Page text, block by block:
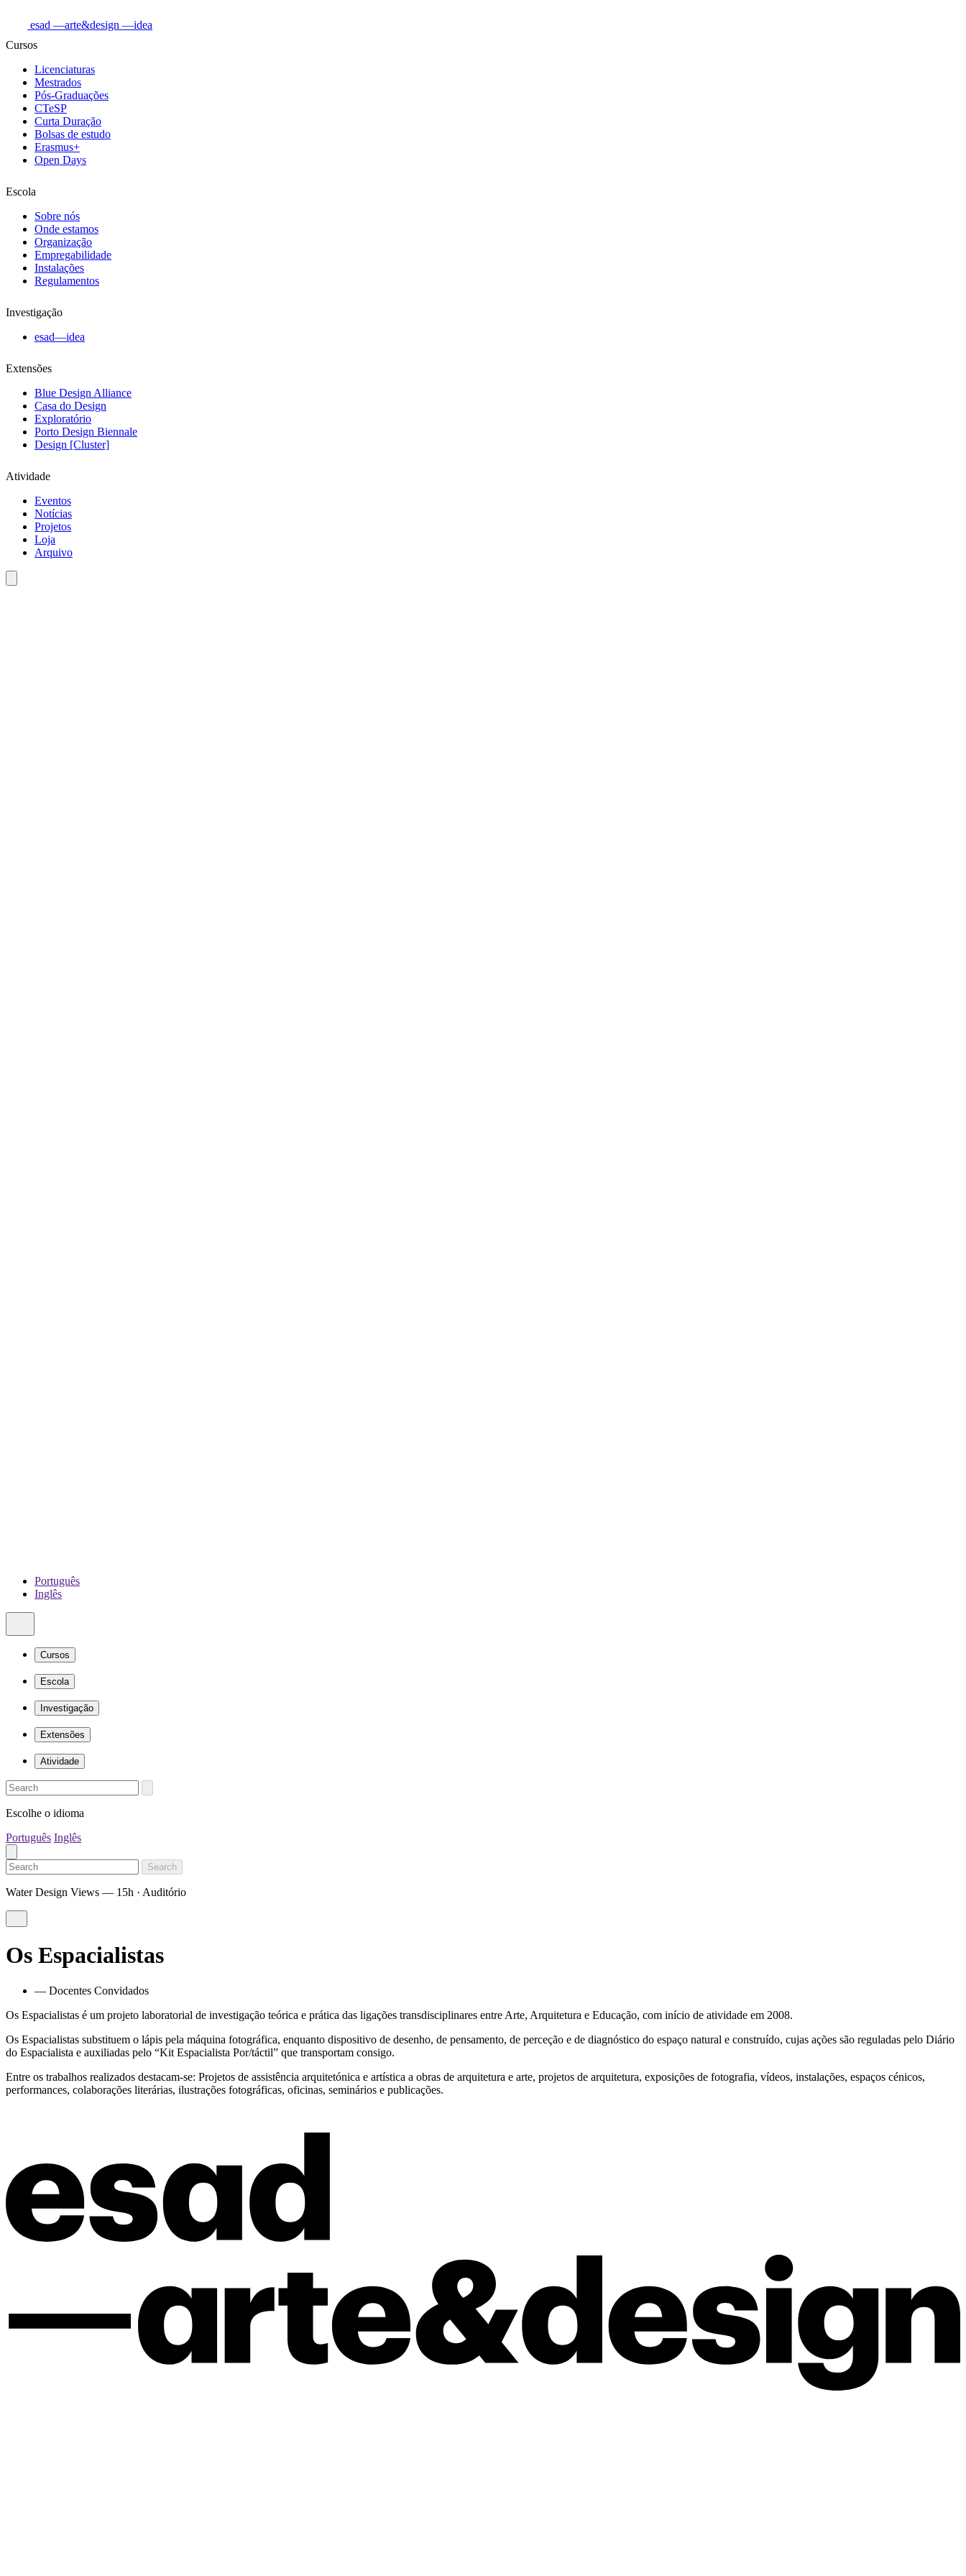
esad —arte&design —idea
Cursos
Licenciaturas
Mestrados
Pós-Graduações
CTeSP
Curta Duração
Bolsas de estudo
Erasmus+
Open Days
Escola
Sobre nós
Onde estamos
Organização
Empregabilidade
Instalações
Regulamentos
Investigação
esad—idea
Extensões
Blue Design Alliance
Casa do Design
Exploratório
Porto Design Biennale
Design [Cluster]
Atividade
Eventos
Notícias
Projetos
Loja
Arquivo
Português
Inglês
Cursos
Escola
Investigação
Extensões
Atividade
Escolhe o idioma
Português Inglês
Search
Water Design Views — 15h · Auditório
Os Espacialistas
— Docentes Convidados
Os Espacialistas é um projeto laboratorial de investigação teórica e prática das ligações transdisciplinares entre Arte, Arquitetura e Educação, com início de atividade em 2008.
Os Espacialistas substituem o lápis pela máquina fotográfica, enquanto dispositivo de desenho, de pensamento, de perceção e de diagnóstico do espaço natural e construído, cujas ações são reguladas pelo Diário
do Espacialista e auxiliadas pelo “Kit Espacialista Por/táctil” que transportam consigo.
Entre os trabalhos realizados destacam-se: Projetos de assistência arquitetónica e artística a obras de arquitetura e arte, projetos de arquitetura, exposições de fotografia, vídeos, instalações, espaços cénicos,
performances, colaborações literárias, ilustrações fotográficas, oficinas, seminários e publicações.